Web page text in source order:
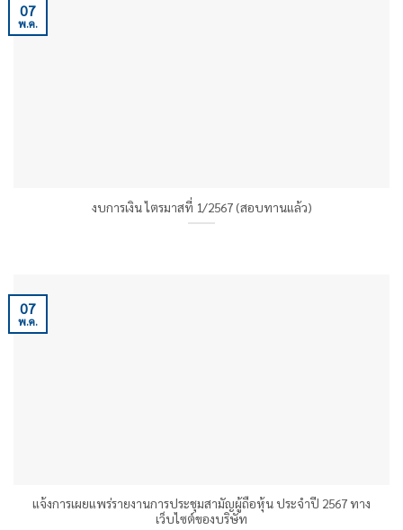
งบการเงิน ไตรมาสที่ 1/2567 (สอบทานแล้ว)
07
พ.ค.
แจ้งการเผยแพร่รายงานการประชุมสามัญผู้ถือหุ้น ประจำปี 2567 ทาง
เว็บไซต์ของบริษัท
07
พ.ค.